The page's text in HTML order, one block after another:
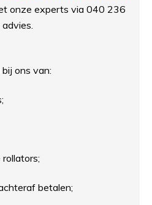
onze experts via 040 236
ons van:
betalen;